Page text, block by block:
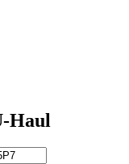
Haul